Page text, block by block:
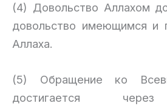
(4) Довольство Аллахом
довольство имеющимся и
Аллаха.
(5) Обращение ко
достигается